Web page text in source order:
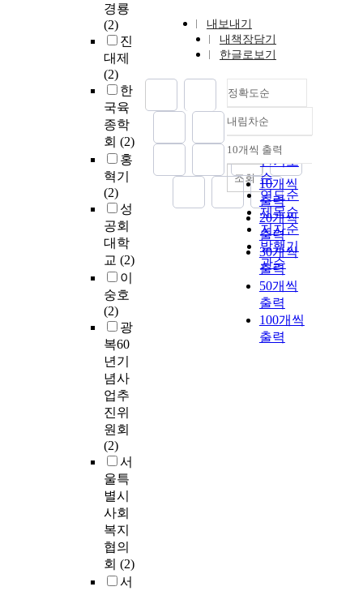
경룡
(2)
진
대제
(2)
한
국육
종학
회 (2)
홍
혁기
(2)
성
공회
대학
교 (2)
이
숭호
(2)
광
복60
년기
념사
업추
진위
원회
(2)
서
울특
별시
사회
복지
협의
회 (2)
서
내보내기
내책장담기
한글로보기
정확도순
정확도
순
인기도
순
연도순
제목순
저자순
발행기
관순
내림차순
내림차순
10개씩 출력
10개씩
출력
20개씩
출력
30개씩
출력
50개씩
출력
100개씩
출력
조회